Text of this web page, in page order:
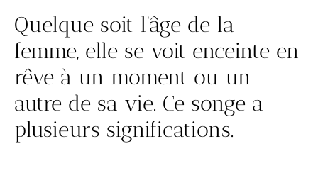
Quelque soit l’âge de la
femme, elle se voit enceinte en
rêve à un moment ou un
autre de sa vie. Ce songe a
plusieurs significations.